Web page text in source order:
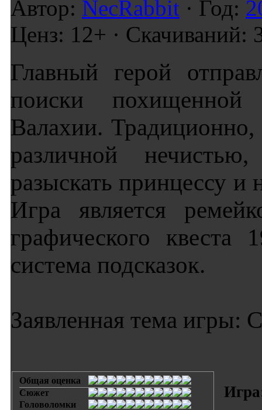
Автор: NecRabbit · Год:
Ценз: 12+ · Скачиваний:
Главный герой
поиски похищенной
Валахии. Традиционно,
различной
разыскать принцессу и
Игра является
графического квеста
система подсказок.
Заявленная тема игры:
Общая оценка
Сюжет
Головоломки